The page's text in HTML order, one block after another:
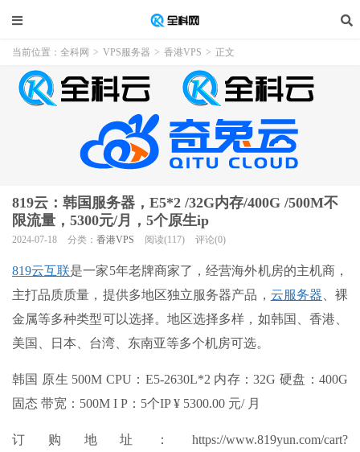
当前位置： 全科网 > VPS服务器 > 香港VPS > 正文
819云：韩国服务器，E5*2 /32G内存/400G /500M不
限流量，5300元/月，5个原生ip
2024-07-18 分类： 香港VPS 阅读(117) 评论(0)
819云互联是一家5年老牌商家了，经营海外机房的主机商，
主打品质质量，提供多地区独立服务器产品， 云服务器 、裸
金属等多种类型可以选择。地区选择多样，如韩国、香港、
美国、日本、台湾、东南亚等多个机房可选。
韩国 原生 500M CPU：E5-2630L*2 内存：32G 硬盘：400G
固态 带宽：500M I P：5个IP ¥ 5300.00 元/ 月
订购地址：https://www.819yun.com/cart?